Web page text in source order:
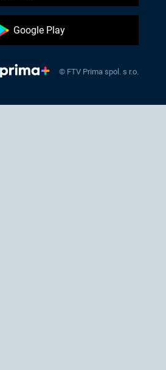
Google Play
© FTV Prima spol. s r.o.